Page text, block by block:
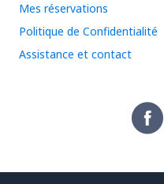
Mes réservations
Politique de Confidentialité
Assistance et contact